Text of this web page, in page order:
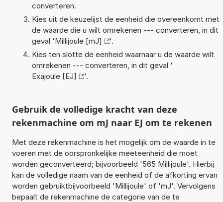
converteren.
Kies uit de keuzelijst de eenheid die overeenkomt met
de waarde die u wilt omrekenen --- converteren, in dit
geval 'Millijoule [mJ]
'.
Kies ten slotte de eenheid waarnaar u de waarde wilt
omrekenen --- converteren, in dit geval '
Exajoule [EJ]
'.
Gebruik de volledige kracht van deze
rekenmachine om mJ naar EJ om te rekenen
Met deze rekenmachine is het mogelijk om de waarde in te
voeren met de oorspronkelijke meeteenheid die moet
worden geconverteerd; bijvoorbeeld '565 Millijoule'. Hierbij
kan de volledige naam van de eenheid of de afkorting ervan
worden gebruiktbijvoorbeeld 'Millijoule' of 'mJ'. Vervolgens
bepaalt de rekenmachine de categorie van de te